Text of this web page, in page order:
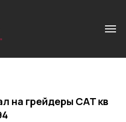
на грейдеры CAT кв